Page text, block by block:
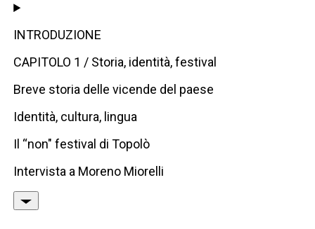
INTRODUZIONE
CAPITOLO 1 / Storia, identità, festival
Breve storia delle vicende del paese
Identità, cultura, lingua
Il “non" festival di Topolò
Intervista a Moreno Miorelli